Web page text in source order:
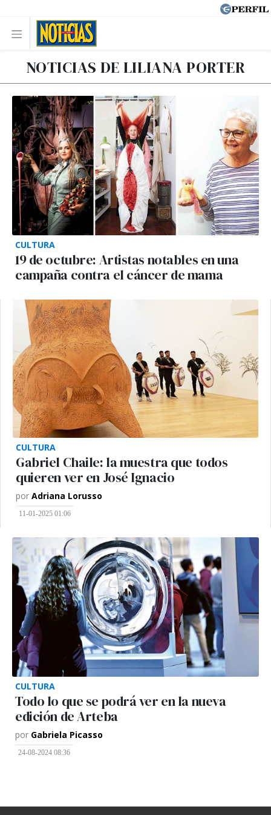
NOTICIAS DE LILIANA PORTER
CULTURA
19 de octubre: Artistas notables en una
campaña contra el cáncer de mama
CULTURA
Gabriel Chaile: la muestra que todos
quieren ver en José Ignacio
por Adriana Lorusso
11-01-2025 01:06
CULTURA
Todo lo que se podrá ver en la nueva
edición de Arteba
por Gabriela Picasso
24-08-2024 08:36